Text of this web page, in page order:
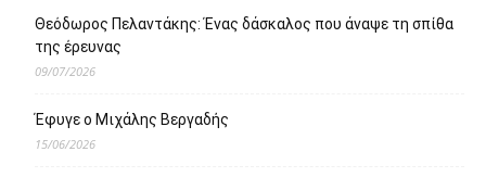
Θεόδωρος Πελαντάκης: Ένας δάσκαλος που άναψε τη σπίθα
της έρευνας
09/07/2026
Έφυγε ο Μιχάλης Βεργαδής
15/06/2026